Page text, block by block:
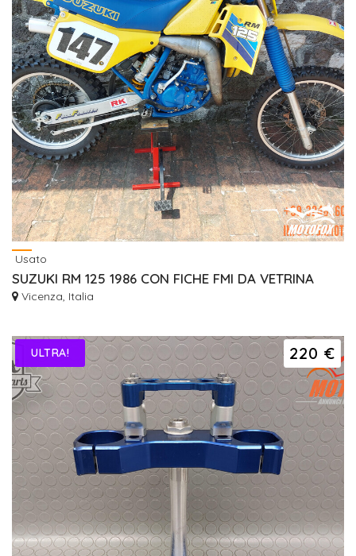
Usato
SUZUKI RM 125 1986 CON FICHE FMI DA VETRINA
Vicenza, Italia
220 €
ULTRA!